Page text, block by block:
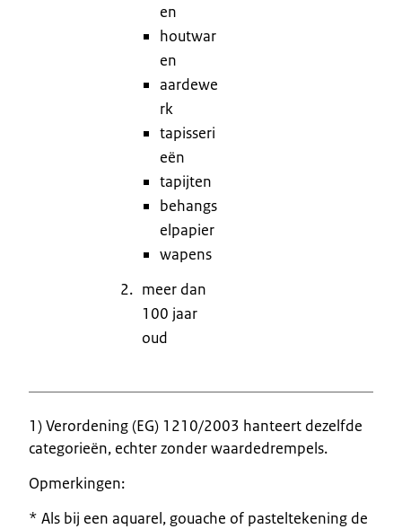
en
houtwar
en
aardewe
rk
tapisseri
eën
tapijten
behangs
elpapier
wapens
meer dan
100 jaar
oud
1) Verordening (EG) 1210/2003 hanteert dezelfde
categorieën, echter zonder waardedrempels.
Opmerkingen:
* Als bij een aquarel, gouache of pasteltekening de